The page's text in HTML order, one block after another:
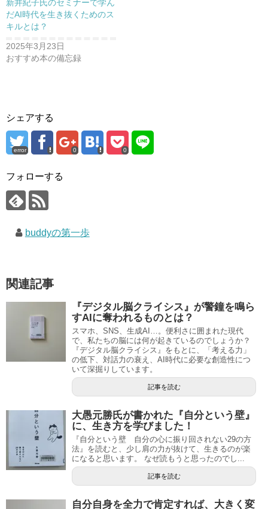
新井紀子氏のセミナーで学ん
だAI時代を生き抜くためのス
キルとは？
2025年3月23日
おすすめ本の備忘録
シェアする
error 0 0
フォローする
buddyの第一歩
関連記事
『デジタル脳クライシス』が警鐘を鳴ら
すAIに奪われるものとは？
スマホ、SNS、生成AI…。便利さに囲まれた現代
で、私たちの脳には何が起きているのでしょうか？
『デジタル脳クライシス』をもとに、「考える力」
の低下、対話力の衰え、AI時代に必要な創造性につ
いて深掘りしています。
記事を読む
大愚元勝氏が書かれた『自分という壁』
に、生き方を学びました！
『自分という壁 自分の心に振り回されない29の方
法』を読むと、少し肩の力が抜けて、生きるのが楽
になると思います。 なぜ読もうと思ったのでし...
記事を読む
自分自身を全力で肯定すれば、大きく変